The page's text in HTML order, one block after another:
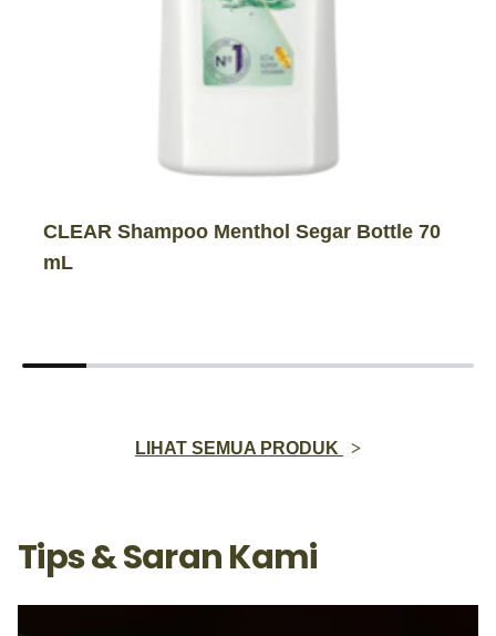
CLEAR Shampoo Menthol Segar Bottle 70
mL
LIHAT SEMUA PRODUK
Tips & Saran Kami